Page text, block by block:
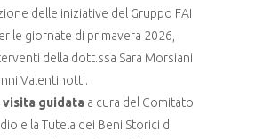
delle iniziative del Gruppo FAI
le giornate di primavera 2026,
della dott.ssa Sara Morsiani
Valentinotti.
visita guidata a cura del Comitato
e la Tutela dei Beni Storici di